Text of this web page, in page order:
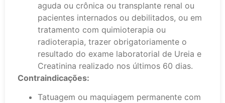
aguda ou crônica ou transplante renal ou
pacientes internados ou debilitados, ou em
tratamento com quimioterapia ou
radioterapia, trazer obrigatoriamente o
resultado do exame laboratorial de Ureia e
Creatinina realizado nos últimos 60 dias.
Contraindicações:
Tatuagem ou maquiagem permanente com